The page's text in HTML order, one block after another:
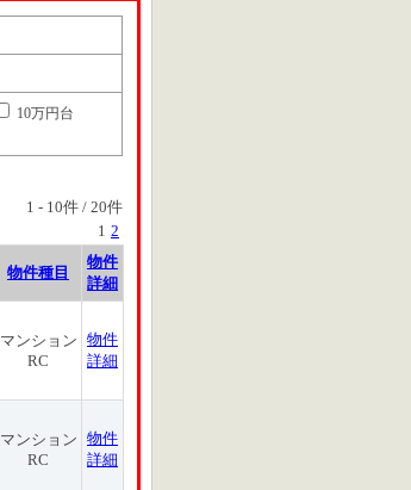
10万円台
1 - 10件 / 20件
1 2
物件種目
物件
詳細
マンション
RC
物件
詳細
マンション
RC
物件
詳細